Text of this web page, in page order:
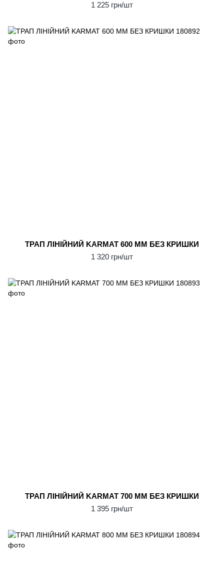
1 225 грн/шт
ТРАП ЛІНІЙНИЙ KARMAT 600 ММ БЕЗ КРИШКИ
1 320 грн/шт
ТРАП ЛІНІЙНИЙ KARMAT 700 ММ БЕЗ КРИШКИ
1 395 грн/шт